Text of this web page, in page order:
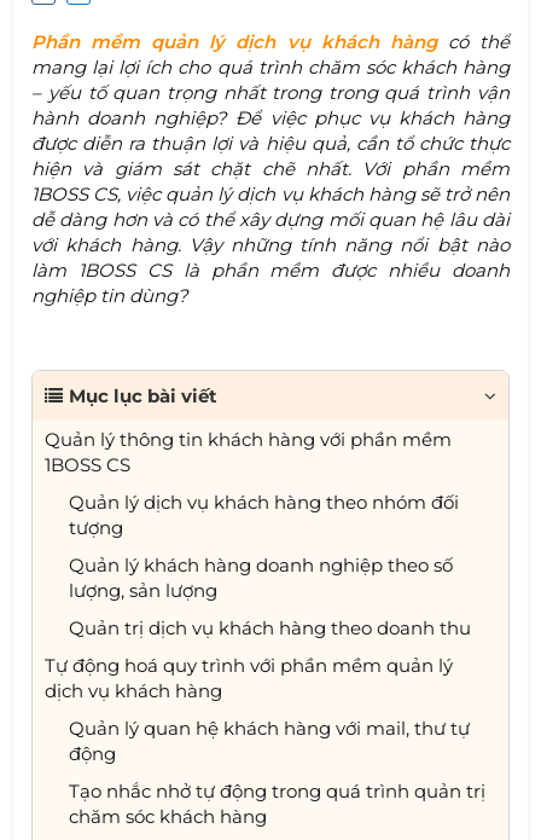
Phần mềm quản lý dịch vụ khách hàng có thể
mang lại lợi ích cho quá trình chăm sóc khách hàng
– yếu tố quan trọng nhất trong trong quá trình vận
hành doanh nghiệp? Để việc phục vụ khách hàng
được diễn ra thuận lợi và hiệu quả, cần tổ chức thực
hiện và giám sát chặt chẽ nhất. Với phần mềm
1BOSS CS, việc quản lý dịch vụ khách hàng sẽ trở nên
dễ dàng hơn và có thể xây dựng mối quan hệ lâu dài
với khách hàng. Vậy những tính năng nổi bật nào
làm 1BOSS CS là phần mềm được nhiều doanh
nghiệp tin dùng?
Mục lục bài viết
Quản lý thông tin khách hàng với phần mềm
1BOSS CS
Quản lý dịch vụ khách hàng theo nhóm đối
tượng
Quản lý khách hàng doanh nghiệp theo số
lượng, sản lượng
Quản trị dịch vụ khách hàng theo doanh thu
Tự động hoá quy trình với phần mềm quản lý
dịch vụ khách hàng
Quản lý quan hệ khách hàng với mail, thư tự
động
Tạo nhắc nhở tự động trong quá trình quản trị
chăm sóc khách hàng